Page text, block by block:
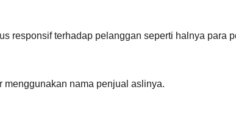
responsif terhadap pelanggan seperti halnya para
nama penjual aslinya.